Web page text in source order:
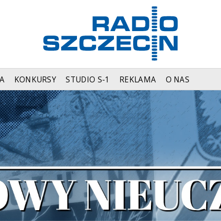
KONKURSY STUDIO S-1 REKLAMA O NAS